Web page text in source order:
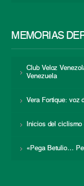
MEMORIAS
Club Veloz
Venezuela
Vera Fortique: voz
Inicios del ciclismo
«Pega Betulio…